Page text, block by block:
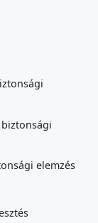
elemzés